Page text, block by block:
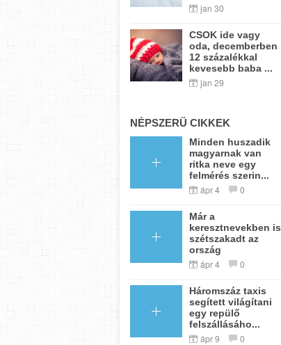
jan 30
CSOK ide vagy
oda, decemberben
12 százalékkal
kevesebb baba ...
jan 29
NÉPSZERŰ CIKKEK
Minden huszadik
magyarnak van
ritka neve egy
felmérés szerin...
ápr 4 0
Már a
keresztnevekben is
szétszakadt az
ország
ápr 4 0
Háromszáz taxis
segített világítani
egy repülő
felszállásáho...
ápr 9 0